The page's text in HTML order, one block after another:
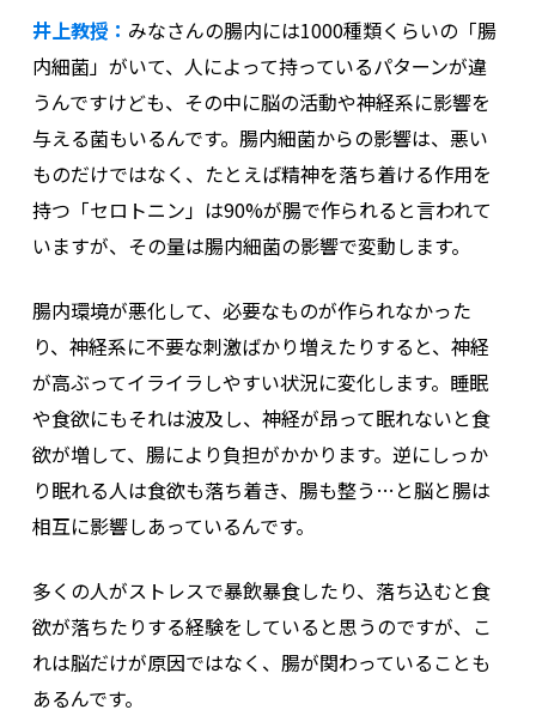
井上教授： みなさんの腸内には1000種類くらいの「腸
内細菌」がいて、人によって持っているパターンが違
うんですけども、その中に脳の活動や神経系に影響を
与える菌もいるんです。腸内細菌からの影響は、悪い
ものだけではなく、たとえば精神を落ち着ける作用を
持つ「セロトニン」は90%が腸で作られると言われて
いますが、その量は腸内細菌の影響で変動します。
腸内環境が悪化して、必要なものが作られなかった
り、神経系に不要な刺激ばかり増えたりすると、神経
が高ぶってイライラしやすい状況に変化します。睡眠
や食欲にもそれは波及し、神経が昂って眠れないと食
欲が増して、腸により負担がかかります。逆にしっか
り眠れる人は食欲も落ち着き、腸も整う…と脳と腸は
相互に影響しあっているんです。
多くの人がストレスで暴飲暴食したり、落ち込むと食
欲が落ちたりする経験をしていると思うのですが、こ
れは脳だけが原因ではなく、腸が関わっていることも
あるんです。